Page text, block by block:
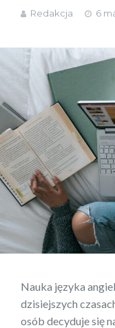
Redakcja 6
Nauka języka
dzisiejszych
osób decyduje się